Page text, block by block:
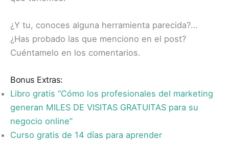
¿Y tu, conoces alguna herramienta parecida?…
¿Has probado las que menciono en el post?
Cuéntamelo en los comentarios.
Bonus Extras:
Libro gratis “Cómo los profesionales del marketing
generan MILES DE VISITAS GRATUITAS para su
negocio online”
Curso gratis de 14 días para aprender